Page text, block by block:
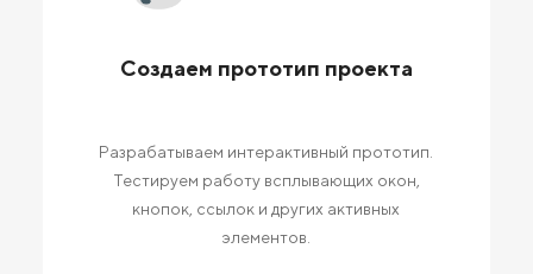
Создаем прототип проекта
Разрабатываем интерактивный прототип.
Тестируем работу всплывающих окон,
кнопок, ссылок и других активных
элементов.